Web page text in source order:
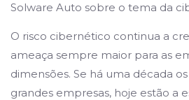
Solware Auto sobre o tema da
O risco cibernético continua a
ameaça sempre maior para as
dimensões. Se há uma década
grandes empresas, hoje estão a